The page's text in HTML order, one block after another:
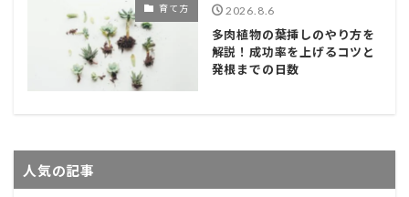
育て方 2026.8.6
多肉植物の葉挿しのやり方を
解説！成功率を上げるコツと
発根までの日数
人気の記事